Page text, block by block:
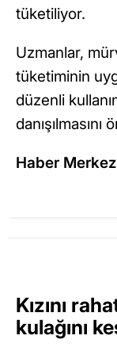
tüketiliyor.
Uzmanlar,
tüketiminin
düzenli
danışılmasını
Haber
Kızını
kulağını